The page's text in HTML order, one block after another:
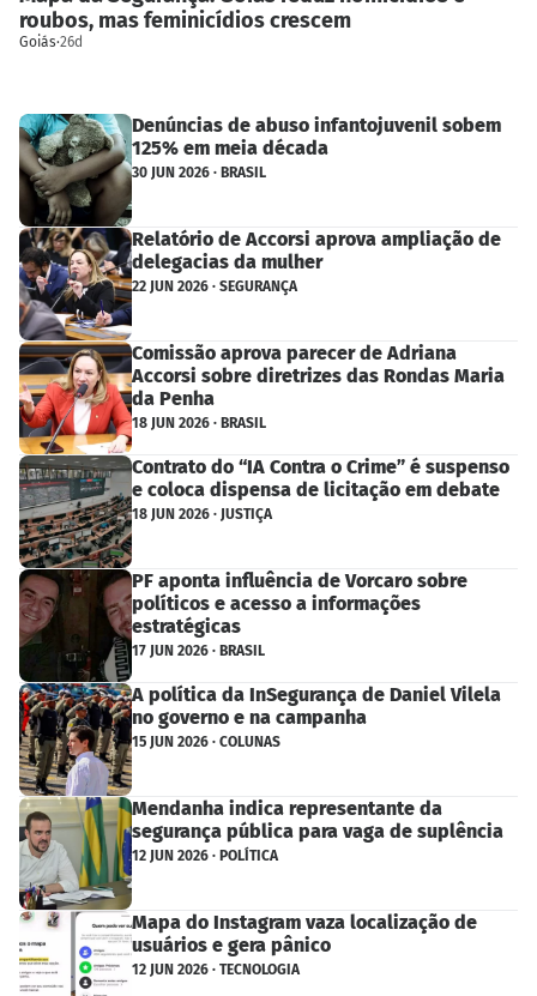
roubos, mas feminicídios crescem
Goiás·26d
Denúncias de abuso infantojuvenil sobem
125% em meia década
30 JUN 2026 · BRASIL
Relatório de Accorsi aprova ampliação de
delegacias da mulher
22 JUN 2026 · SEGURANÇA
Comissão aprova parecer de Adriana
Accorsi sobre diretrizes das Rondas Maria
da Penha
18 JUN 2026 · BRASIL
Contrato do “IA Contra o Crime” é suspenso
e coloca dispensa de licitação em debate
18 JUN 2026 · JUSTIÇA
PF aponta influência de Vorcaro sobre
políticos e acesso a informações
estratégicas
17 JUN 2026 · BRASIL
A política da InSegurança de Daniel Vilela
no governo e na campanha
15 JUN 2026 · COLUNAS
Mendanha indica representante da
segurança pública para vaga de suplência
12 JUN 2026 · POLÍTICA
Mapa do Instagram vaza localização de
usuários e gera pânico
12 JUN 2026 · TECNOLOGIA